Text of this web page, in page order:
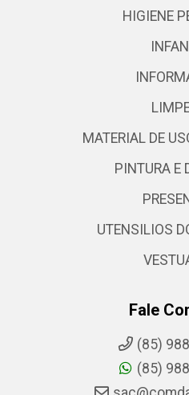
HIGIENE
MATERIAL DE
PINTURA E
UTENSILIOS
Fale
(85)
(85)